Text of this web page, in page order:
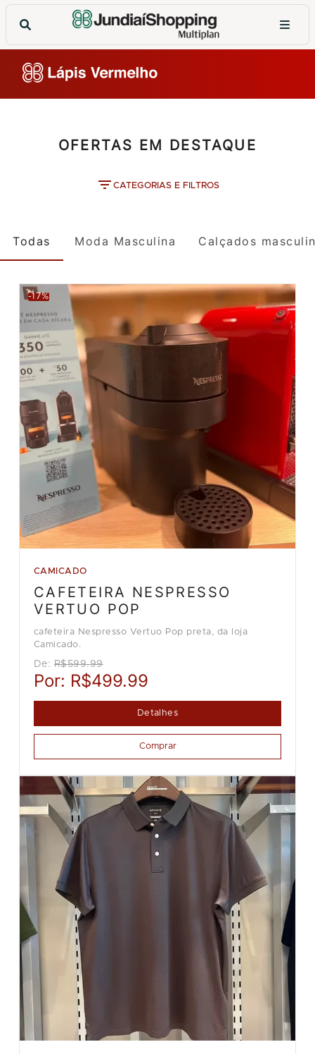
OFERTAS EM DESTAQUE
CATEGORIAS E FILTROS
Todas Moda Masculina Calçados
-17%
CAMICADO
CAFETEIRA NESPRESSO
VERTUO POP
cafeteira Nespresso Vertuo Pop preta, da loja
Camicado.
De: R$599.99
Por: R$499.99
Detalhes
Comprar